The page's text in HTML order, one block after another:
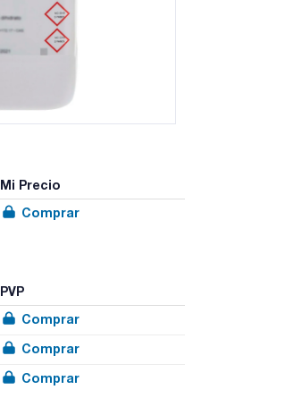
Mi Precio
Comprar
PVP
Comprar
Comprar
Comprar